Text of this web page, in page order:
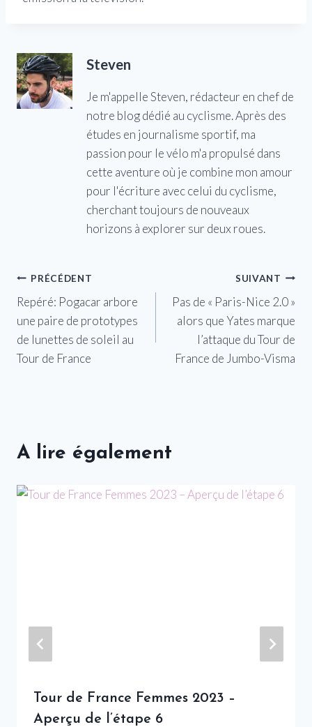
Steven
Je m'appelle Steven, rédacteur en chef de
notre blog dédié au cyclisme. Après des
études en journalisme sportif, ma
passion pour le vélo m'a propulsé dans
cette aventure où je combine mon amour
pour l'écriture avec celui du cyclisme,
cherchant toujours de nouveaux
horizons à explorer sur deux roues.
Navigation
de
l’article
PRÉCÉDENT
Repéré: Pogacar arbore
une paire de prototypes
de lunettes de soleil au
Tour de France
SUIVANT
Pas de « Paris-Nice 2.0 »
alors que Yates marque
l’attaque du Tour de
France de Jumbo-Visma
A lire également
Tour de France Femmes 2023 –
Aperçu de l’étape 6